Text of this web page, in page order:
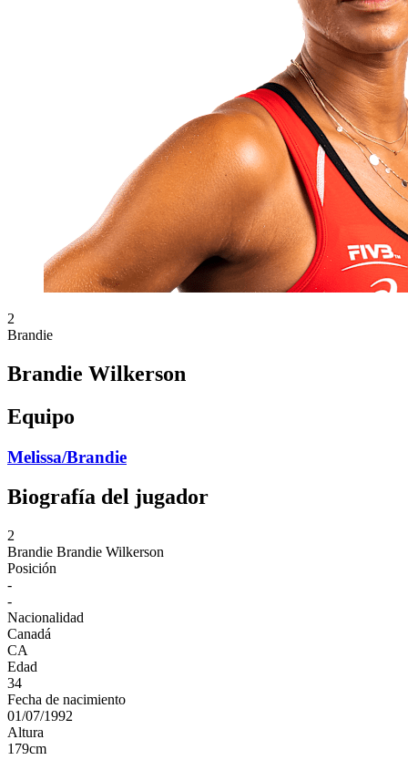
2
Brandie
Brandie Wilkerson
Equipo
Melissa/Brandie
Biografía del jugador
2
Brandie Brandie Wilkerson
Posición
-
-
Nacionalidad
Canadá
CA
Edad
34
Fecha de nacimiento
01/07/1992
Altura
179cm